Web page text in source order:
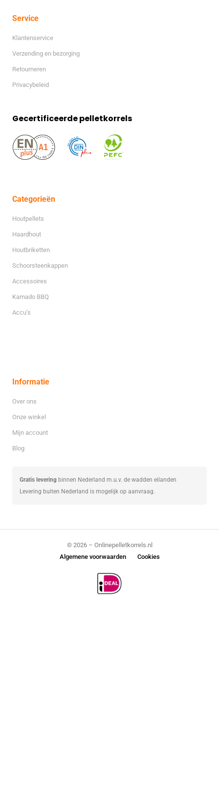
Service
Klantenservice
Verzending en bezorging
Retourneren
Privacybeleid
Gecertificeerde pelletkorrels
Categorieën
Houtpellets
Haardhout
Houtbriketten
Schoorsteenkappen
Accessoires
Kamado BBQ
Accu’s
Informatie
Over ons
Onze winkel
Mijn account
Blog
Gratis levering binnen Nederland m.u.v. de wadden eilanden
Levering buiten Nederland is mogelijk op aanvraag.
© 2026 – Onlinepelletkorrels.nl
Algemene voorwaarden
Cookies